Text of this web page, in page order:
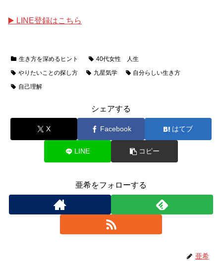
▶️ LINE登録はこちら
生き方を深めるヒント
40代女性 人生
やりたいことの探し方
九星気学
自分らしい生き方
自己理解
シェアする
X Facebook はてブ
LINE コピー
亜希をフォローする
亜希